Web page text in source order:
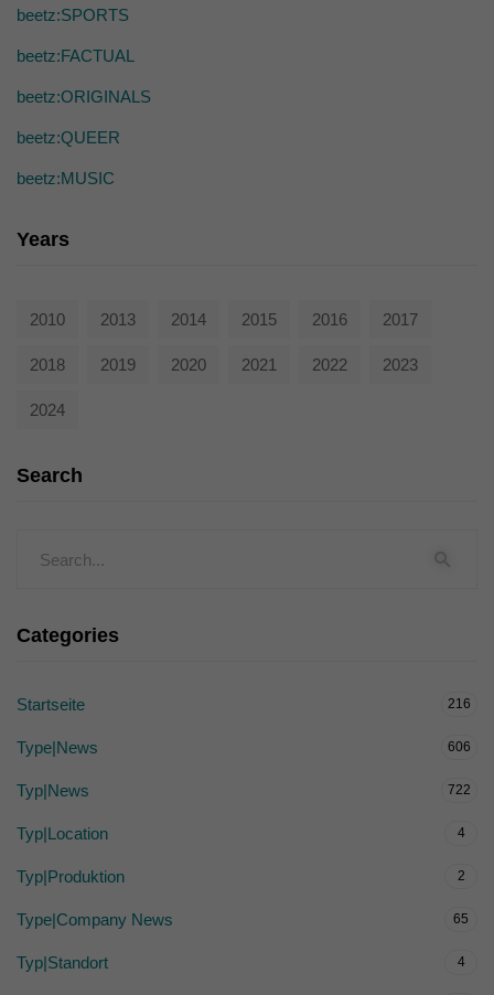
beetz:SPORTS
beetz:FACTUAL
beetz:ORIGINALS
beetz:QUEER
beetz:MUSIC
Years
2010 2013 2014 2015 2016 2017
2018 2019 2020 2021 2022 2023
2024
Search
Categories
Startseite 216
Type|News 606
Typ|News 722
Typ|Location 4
Typ|Produktion 2
Type|Company News 65
Typ|Standort 4
standardmäßig blockiert. Wenn Cookies von externen Medien akzeptiert
mehr.
powered by Borlabs Cookie